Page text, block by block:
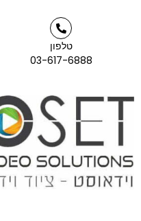
טלפון
03-617-6888